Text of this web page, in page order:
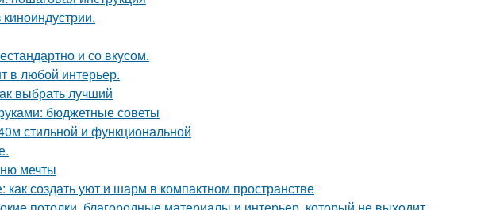
и со вкусом.
в любой интерьер.
выбрать лучший
бюджетные советы
стильной и функциональной
мечты
создать уют и шарм в компактном пространстве